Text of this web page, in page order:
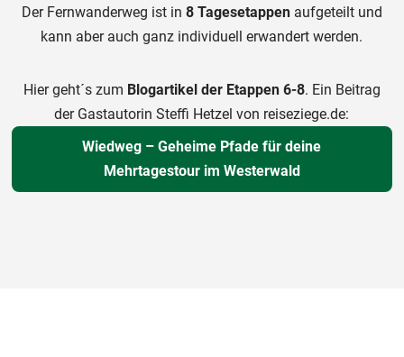
Der Fernwanderweg ist in 8 Tagesetappen aufgeteilt und
kann aber auch ganz individuell erwandert werden.
Hier geht´s zum Blogartikel der Etappen 6-8. Ein Beitrag
der Gastautorin Steffi Hetzel von reiseziege.de:
Wiedweg – Geheime Pfade für deine
Mehrtagestour im Westerwald